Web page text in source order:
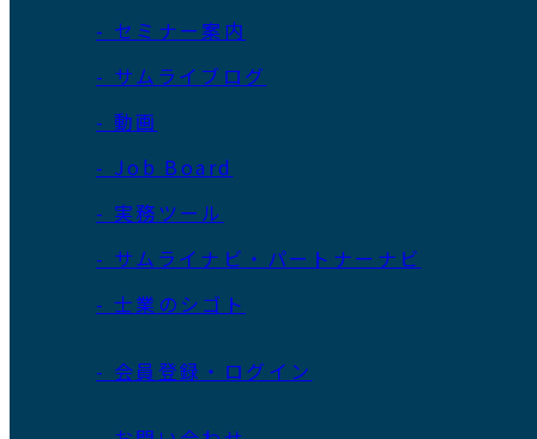
- セミナー案内
- サムライブログ
- 動画
- Job Board
- 実務ツール
- サムライナビ・パートナーナビ
- 士業のシゴト
- 会員登録・ログイン